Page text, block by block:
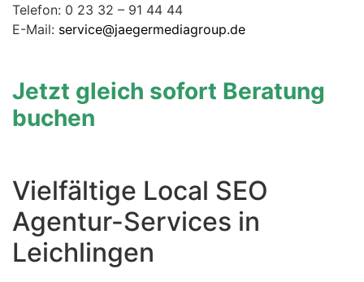
Telefon: 0 23 32 – 91 44 44
E-Mail: service@jaegermediagroup.de
Jetzt gleich sofort Beratung
buchen
Vielfältige Local SEO
Agentur-Services in
Leichlingen